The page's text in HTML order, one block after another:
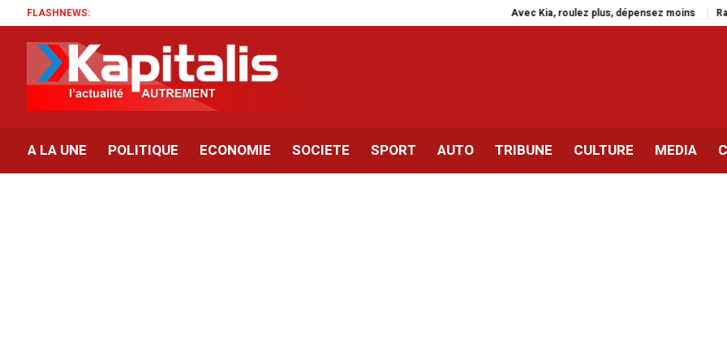
FLASHNEWS: Avec Kia, roulez plus, dépensez moins
A LA UNE POLITIQUE ECONOMIE SOCIETE SPORT AUTO TRIBUNE CULTURE MEDIA